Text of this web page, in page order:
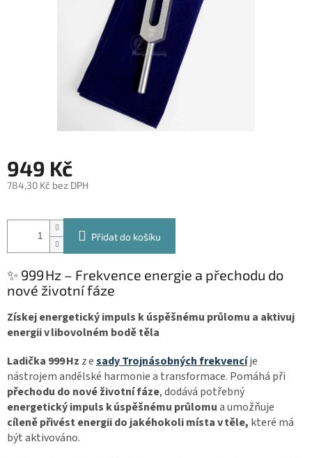
949 Kč
784,30 Kč bez DPH
cena:
Přidat do košíku
✨ 999 Hz – Frekvence energie a přechodu do
nové životní fáze
Získej energetický impuls k úspěšnému průlomu a aktivuj
energii v libovolném bodě těla
Ladička 999 Hz z esady Trojnásobných frekvencíje
nástrojem andělské harmonie a transformace. Pomáhá při
přechodu do nové životní fáze, dodává potřebný
energetický impuls k úspěšnému průlomua umožňuje
cíleně přivést energii do jakéhokoli místa v těle, které má
být aktivováno.